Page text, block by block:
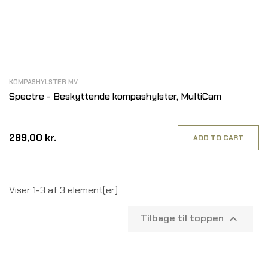
KOMPASHYLSTER MV.
Spectre - Beskyttende kompashylster, MultiCam
289,00 kr. ADD TO CART
Viser 1-3 af 3 element(er)
Tilbage til toppen 